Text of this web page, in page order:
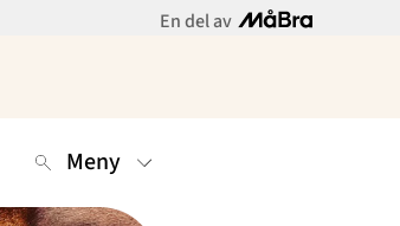
En del av
Meny